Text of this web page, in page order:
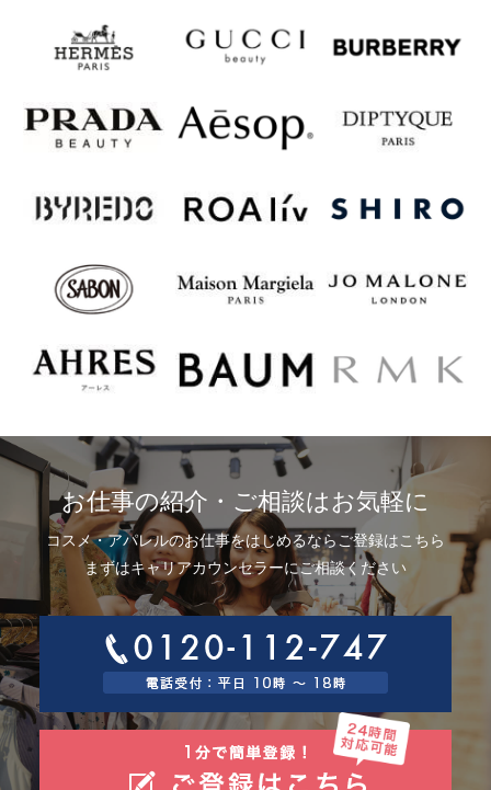
お仕事の紹介・ご相談はお気軽に
コスメ・アパレルのお仕事をはじめるならご登録はこちら
まずはキャリアカウンセラーにご相談ください